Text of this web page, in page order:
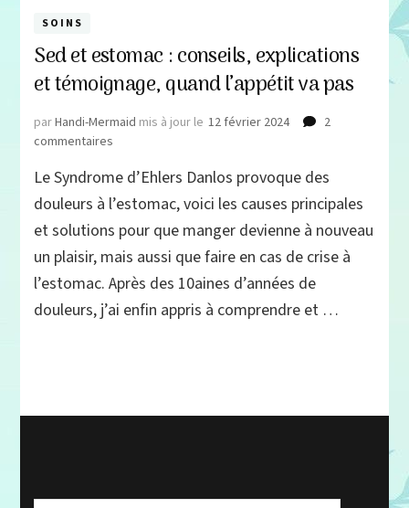
SOINS
Sed et estomac : conseils, explications
et témoignage, quand l’appétit va pas
parHandi-Mermaid mis à jour le 12 février 2024
2
commentaires
et
estomac :
explications
et
témoignage,
quand
l’appétit
Le Syndrome d’Ehlers Danlos provoque des
douleurs à l’estomac, voici les causes principales
et solutions pour que manger devienne à nouveau
un plaisir, mais aussi que faire en cas de crise à
l’estomac. Après des 10aines d’années de
douleurs, j’ai enfin appris à comprendre et …